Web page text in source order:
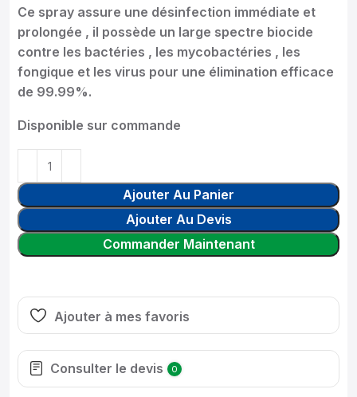
Ce spray assure une désinfection immédiate et
prolongée , il possède un large spectre biocide
contre les bactéries , les mycobactéries , les
fongique et les virus pour une élimination efficace
de 99.99%.
Disponible sur commande
Ajouter Au Panier
Ajouter Au Devis
Commander Maintenant
Ajouter à mes favoris
Consulter le devis 0